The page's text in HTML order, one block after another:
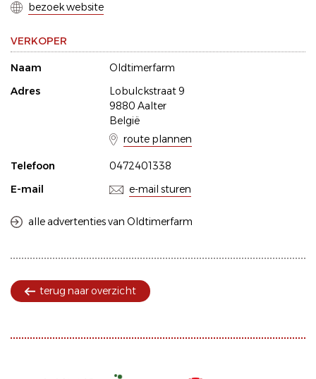
bezoek website
VERKOPER
Naam
Oldtimerfarm
Adres
Lobulckstraat 9
9880 Aalter
België
route plannen
Telefoon
0472401338
E-mail
e-mail sturen
alle advertenties van Oldtimerfarm
terug naar overzicht